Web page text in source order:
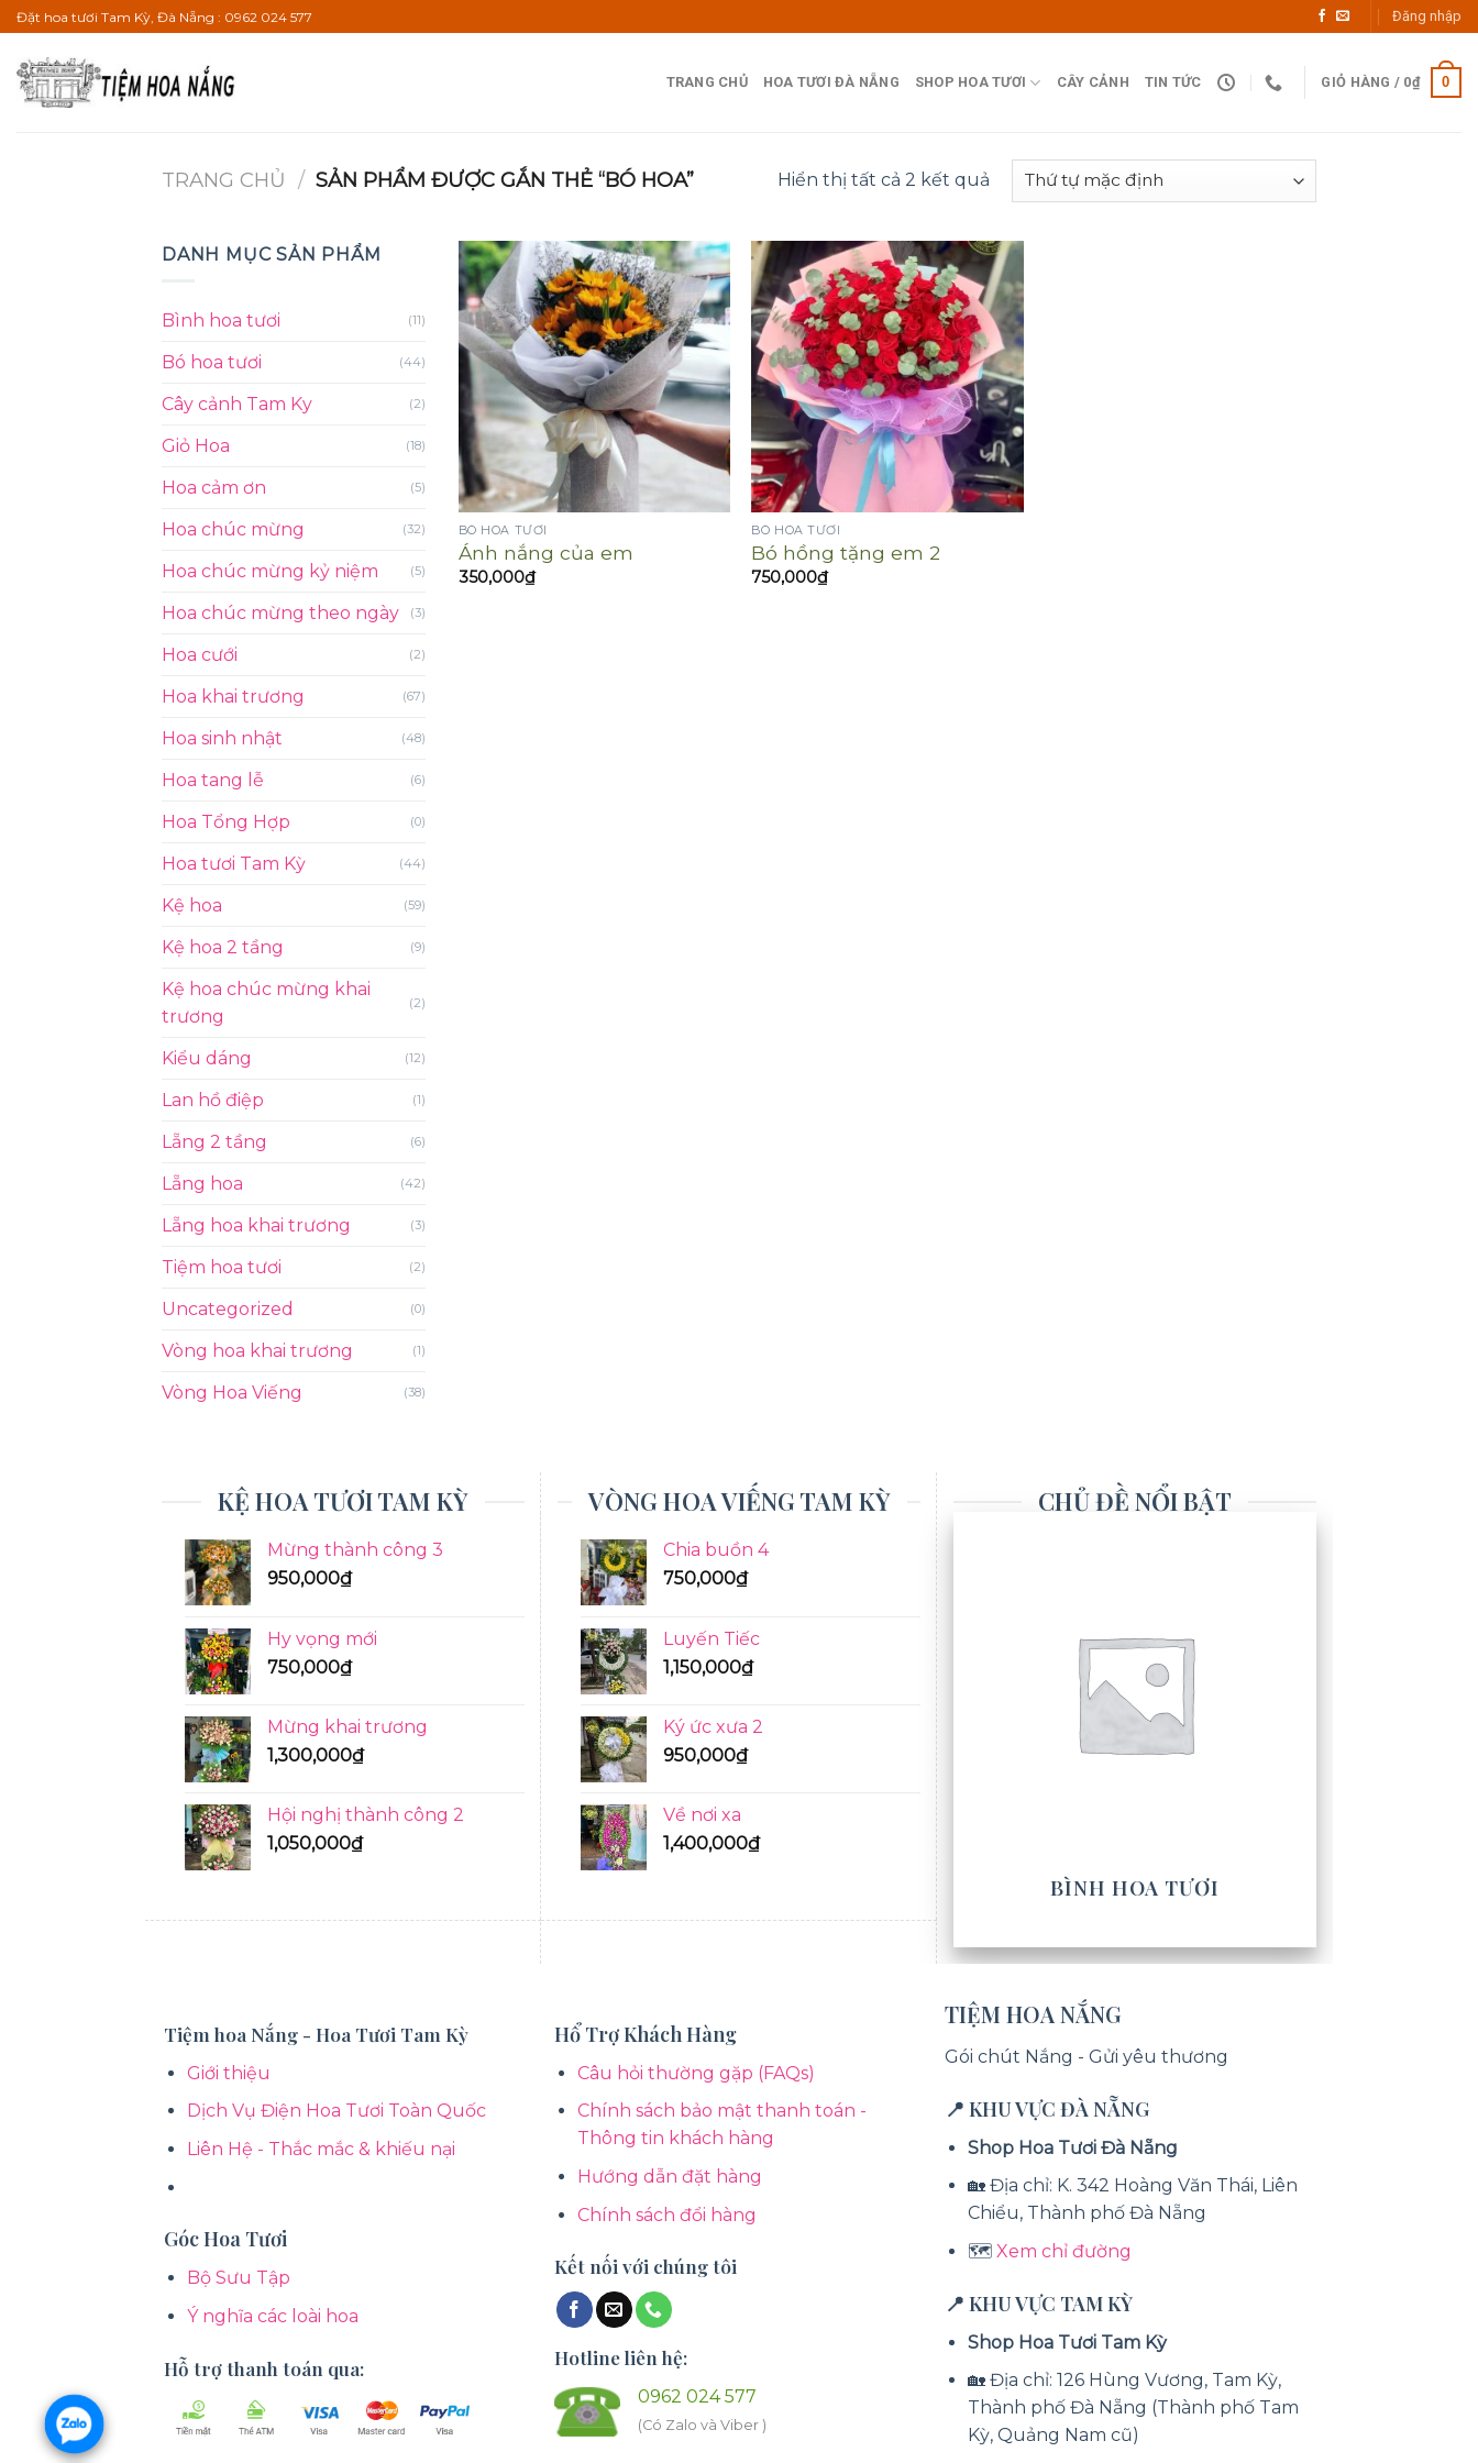
Bỏ
qua
nội
dung
Đặt hoa tươi Tam Kỳ, Đà Nẵng : 0962 024 577 Đăng nhập
TRANG CHỦ HOA TƯƠI ĐÀ NẴNG SHOP HOA TƯƠI CÂY CẢNH TIN TỨC GIỎ HÀNG / 0₫ 0
TRANG CHỦ / SẢN PHẨM ĐƯỢC GẮN THẺ “BÓ HOA” Hiển thị tất cả 2 kết quả
DANH MỤC SẢN PHẨM
Bình hoa tươi (11)
Bó hoa tươi (44)
Cây cảnh Tam Ky (2)
Giỏ Hoa (18)
Hoa cảm ơn (5)
Hoa chúc mừng (32)
Hoa chúc mừng kỷ niệm (5)
Hoa chúc mừng theo ngày (3)
Hoa cưới (2)
Hoa khai trương (67)
Hoa sinh nhật (48)
Hoa tang lễ (6)
Hoa Tổng Hợp (0)
Hoa tươi Tam Kỳ (44)
Kệ hoa (59)
Kệ hoa 2 tầng (9)
Kệ hoa chúc mừng khai
trương
(2)
Kiểu dáng (12)
Lan hồ điệp (1)
Lẵng 2 tầng (6)
Lẵng hoa (42)
Lẵng hoa khai trương (3)
Tiệm hoa tươi (2)
Uncategorized (0)
Vòng hoa khai trương (1)
Vòng Hoa Viếng (38)
BÓ HOA TƯƠI
Ánh nắng của em
350,000₫
BÓ HOA TƯƠI
Bó hồng tặng em 2
750,000₫
KỆ HOA TƯƠI TAM KỲ
Mừng thành công 3
950,000₫
Hy vọng mới
750,000₫
Mừng khai trương
1,300,000₫
Hội nghị thành công 2
1,050,000₫
VÒNG HOA VIẾNG TAM KỲ
Chia buồn 4
750,000₫
Luyến Tiếc
1,150,000₫
Ký ức xưa 2
950,000₫
Về nơi xa
1,400,000₫
CHỦ ĐỀ NỔI BẬT
BÌNH HOA TƯƠI
Tiệm hoa Nắng - Hoa Tươi Tam Kỳ
Giới thiệu
Dịch Vụ Điện Hoa Tươi Toàn Quốc
Liên Hệ - Thắc mắc & khiếu nại
Góc Hoa Tươi
Bộ Sưu Tập
Ý nghĩa các loài hoa
Hỗ trợ thanh toán qua:
Hổ Trợ Khách Hàng
Câu hỏi thường gặp (FAQs)
Chính sách bảo mật thanh toán -
Thông tin khách hàng
Hướng dẫn đặt hàng
Chính sách đổi hàng
Kết nối với chúng tôi
Hotline liên hệ:
0962 024 577
(Có Zalo và Viber )
TIỆM HOA NẮNG
Gói chút Nắng - Gửi yêu thương
📍 KHU VỰC ĐÀ NẴNG
Shop Hoa Tươi Đà Nẵng
🏡 Địa chỉ: K. 342 Hoàng Văn Thái, Liên
Chiểu, Thành phố Đà Nẵng
🗺️ Xem chỉ đường
📍 KHU VỰC TAM KỲ
Shop Hoa Tươi Tam Kỳ
🏡 Địa chỉ: 126 Hùng Vương, Tam Kỳ,
Thành phố Đà Nẵng (Thành phố Tam
Kỳ, Quảng Nam cũ)